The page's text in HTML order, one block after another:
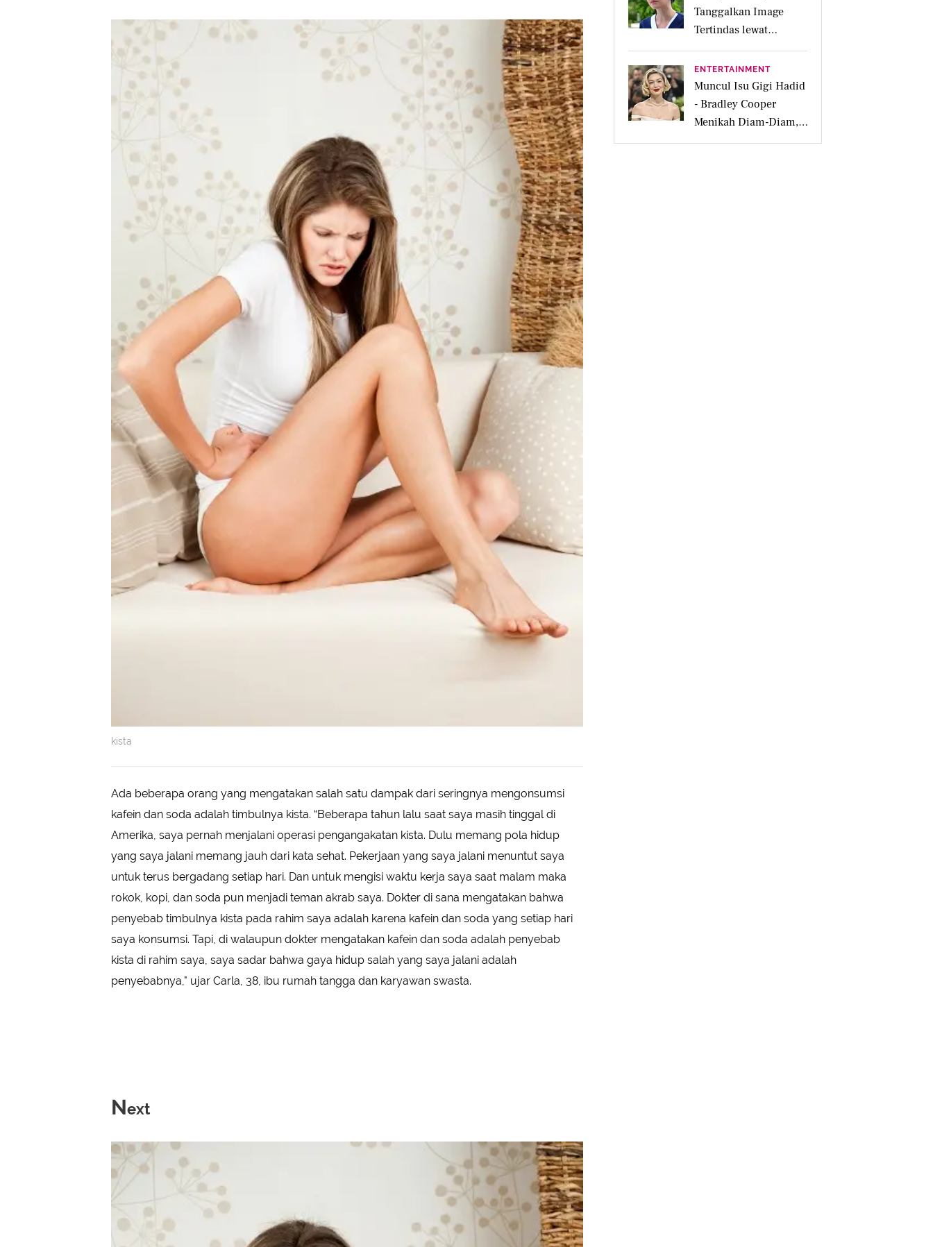
kista
Ada beberapa orang yang mengatakan salah satu dampak dari seringnya mengonsumsi
kafein dan soda adalah timbulnya kista. “Beberapa tahun lalu saat saya masih tinggal di
Amerika, saya pernah menjalani operasi pengangakatan kista. Dulu memang pola hidup
yang saya jalani memang jauh dari kata sehat. Pekerjaan yang saya jalani menuntut saya
untuk terus bergadang setiap hari. Dan untuk mengisi waktu kerja saya saat malam maka
rokok, kopi, dan soda pun menjadi teman akrab saya. Dokter di sana mengatakan bahwa
penyebab timbulnya kista pada rahim saya adalah karena kafein dan soda yang setiap hari
saya konsumsi. Tapi, di walaupun dokter mengatakan kafein dan soda adalah penyebab
kista di rahim saya, saya sadar bahwa gaya hidup salah yang saya jalani adalah
penyebabnya," ujar Carla, 38, ibu rumah tangga dan karyawan swasta.
Next
Tanggalkan Image
Tertindas lewat
Sinetron SCTV Biarkan
Hati Bicara
ENTERTAINMENT
Muncul Isu Gigi Hadid
- Bradley Cooper
Menikah Diam-Diam,
Dipicu Cincin Kawin